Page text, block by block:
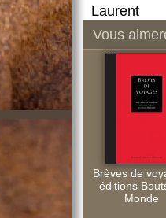
Laurent
Vous
Brèves de
éditions
Monde